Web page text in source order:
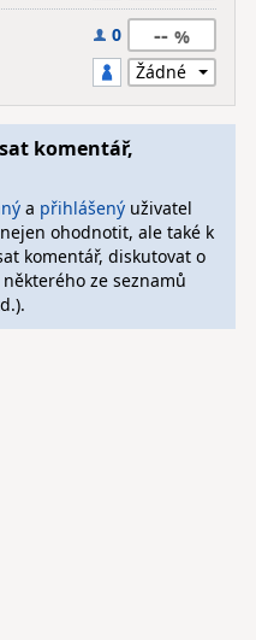
0 --
komentář,
a přihlášenýuživatel
ohodnotit, ale také k
komentář, diskutovat o
ze seznamů